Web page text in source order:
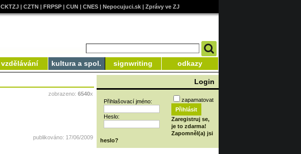
CKTZJ| CZTN| FRPSP| CUN| CNES| Nepocujuci.sk| Zprávy ve ZJ
vzdělávání kultura a spol. signwriting odkazy
zobrazeno: 6540x
publikováno: 17/06/2009
Login
Přihlašovací jméno:
Heslo:
zapamatovat
Zaregistruj se,
je to zdarma!
Zapomněl(a) jsi
heslo?